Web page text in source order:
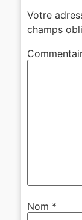
Votre
champs
Nom *